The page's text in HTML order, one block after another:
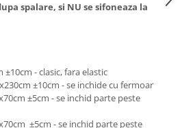
spalare, si NU se sifoneaza la
±10cm - clasic, fara elastic
±10cm - se inchide cu fermoar
±5cm - se inchid parte peste
±5cm - se inchid parte peste